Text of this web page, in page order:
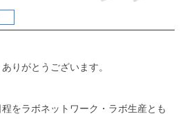
りがとうございます。
をラボネットワーク・ラボ生産とも